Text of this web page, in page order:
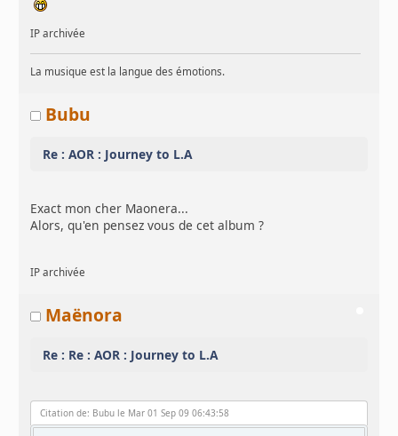
IP archivée
La musique est la langue des émotions.
Bubu
Re : AOR : Journey to L.A
Exact mon cher Maonera...
Alors, qu'en pensez vous de cet album ?
IP archivée
Maënora
Re : Re : AOR : Journey to L.A
Citation de: Bubu le Mar 01 Sep 09 06:43:58